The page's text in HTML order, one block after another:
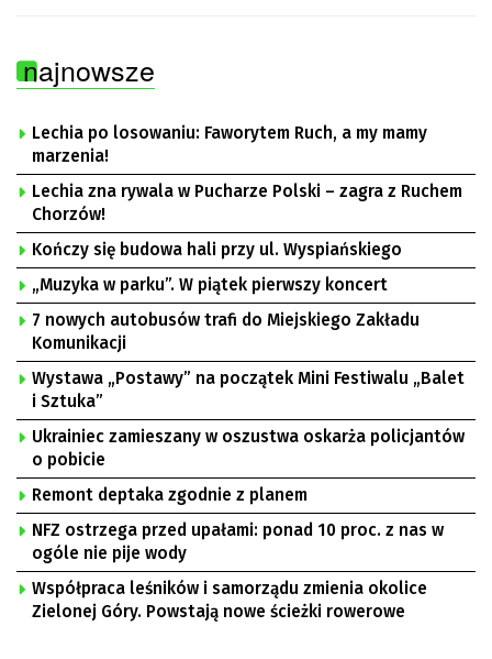
najnowsze
Lechia po losowaniu: Faworytem Ruch, a my mamy
marzenia!
Lechia zna rywala w Pucharze Polski – zagra z Ruchem
Chorzów!
Kończy się budowa hali przy ul. Wyspiańskiego
„Muzyka w parku”. W piątek pierwszy koncert
7 nowych autobusów trafi do Miejskiego Zakładu
Komunikacji
Wystawa „Postawy” na początek Mini Festiwalu „Balet
i Sztuka”
Ukrainiec zamieszany w oszustwa oskarża policjantów
o pobicie
Remont deptaka zgodnie z planem
NFZ ostrzega przed upałami: ponad 10 proc. z nas w
ogóle nie pije wody
Współpraca leśników i samorządu zmienia okolice
Zielonej Góry. Powstają nowe ścieżki rowerowe